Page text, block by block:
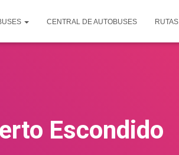
CENTRAL DE AUTOBUSES RUTAS
Escondido